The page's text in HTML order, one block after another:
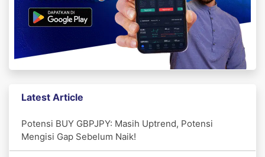
Latest Article
Potensi BUY GBPJPY: Masih Uptrend, Potensi
Mengisi Gap Sebelum Naik!